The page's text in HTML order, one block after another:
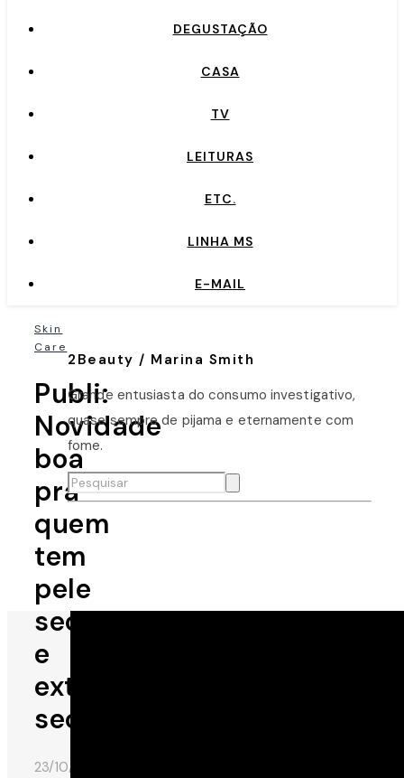
DEGUSTAÇÃO
CASA
TV
LEITURAS
ETC.
LINHA MS
E-MAIL
Skin
Care
Publi:
Novidade
boa
pra
quem
tem
pele
seca
e
extra
seca!
23/10/2018
2Beauty / Marina Smith
Grande entusiasta do consumo investigativo,
quase sempre de pijama e eternamente com
fome.